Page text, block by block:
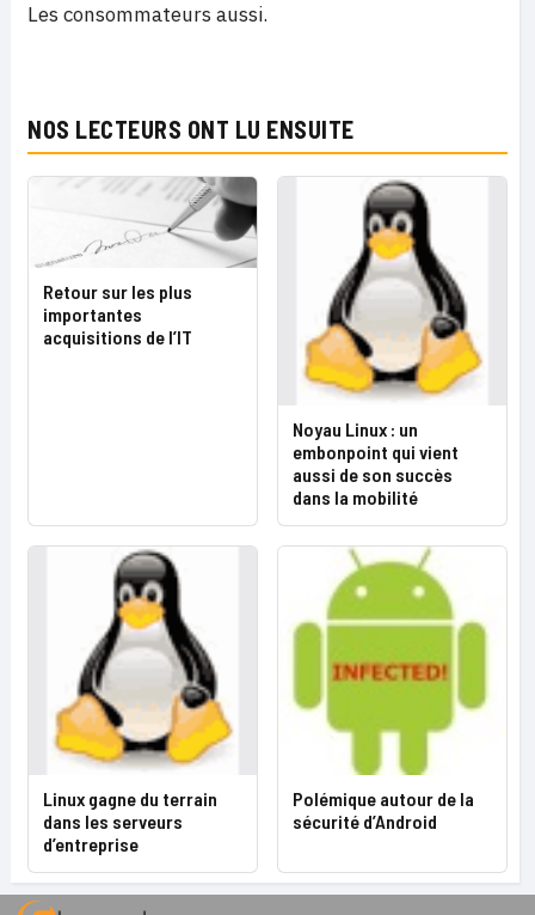
Les consommateurs aussi.
NOS LECTEURS ONT LU ENSUITE
Retour sur les plus
importantes
acquisitions de l’IT
Noyau Linux : un
embonpoint qui vient
aussi de son succès
dans la mobilité
Linux gagne du terrain
dans les serveurs
d’entreprise
Polémique autour de la
sécurité d’Android